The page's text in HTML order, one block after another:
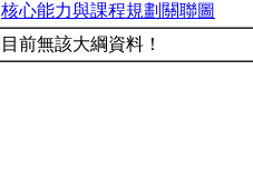
核心能力與課程規劃關聯圖
目前無該大綱資料！